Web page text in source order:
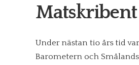
Under nästan tio års tid
Barometern och